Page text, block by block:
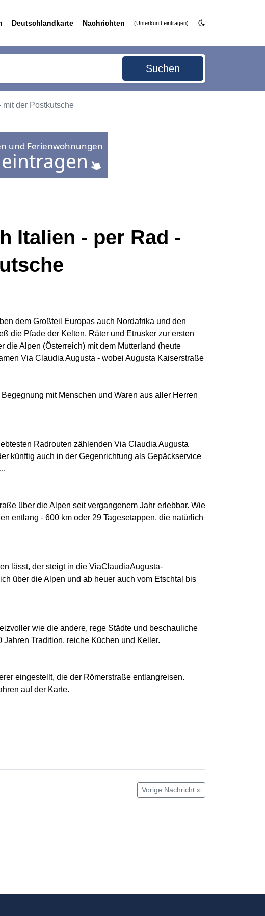
Deutschlandkarte Nachrichten (Unterkunft eintragen)
Suchen
mit der Postkutsche
Italien - per Rad -
dem Großteil Europas auch Nordafrika und den
die Pfade der Kelten, Räter und Etrusker zur ersten
Alpen (Österreich) mit dem Mutterland (heute
Via Claudia Augusta - wobei Augusta Kaiserstraße
mit Menschen und Waren aus aller Herren
Radrouten zählenden Via Claudia Augusta
künftig auch in der Gegenrichtung als Gepäckservice
über die Alpen seit vergangenem Jahr erlebbar. Wie
entlang - 600 km oder 29 Tagesetappen, die natürlich
lässt, der steigt in die ViaClaudiaAugusta-
über die Alpen und ab heuer auch vom Etschtal bis
wie die andere, rege Städte und beschauliche
Tradition, reiche Küchen und Keller.
eingestellt, die der Römerstraße entlangreisen.
auf der Karte.
Vorige Nachricht »